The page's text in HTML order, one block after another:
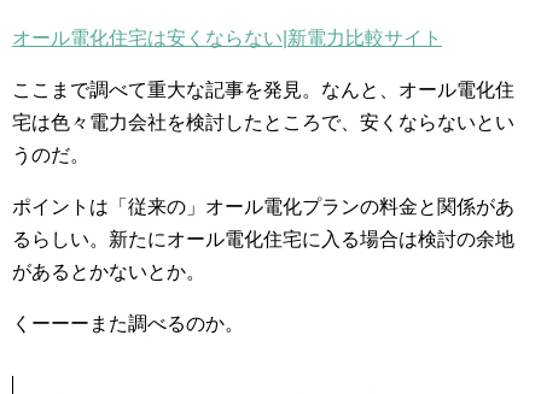
オール電化住宅は安くならない|新電力比較サイト
ここまで調べて重大な記事を発見。なんと、オール電化住
宅は色々電力会社を検討したところで、安くならないとい
うのだ。
ポイントは「従来の」オール電化プランの料金と関係があ
るらしい。新たにオール電化住宅に入る場合は検討の余地
があるとかないとか。
くーーーまた調べるのか。